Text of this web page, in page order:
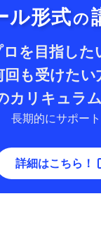
ル形式の
ロを目指した
回も受けたい
カリキュラム
長期的にサポート
詳細はこちら！